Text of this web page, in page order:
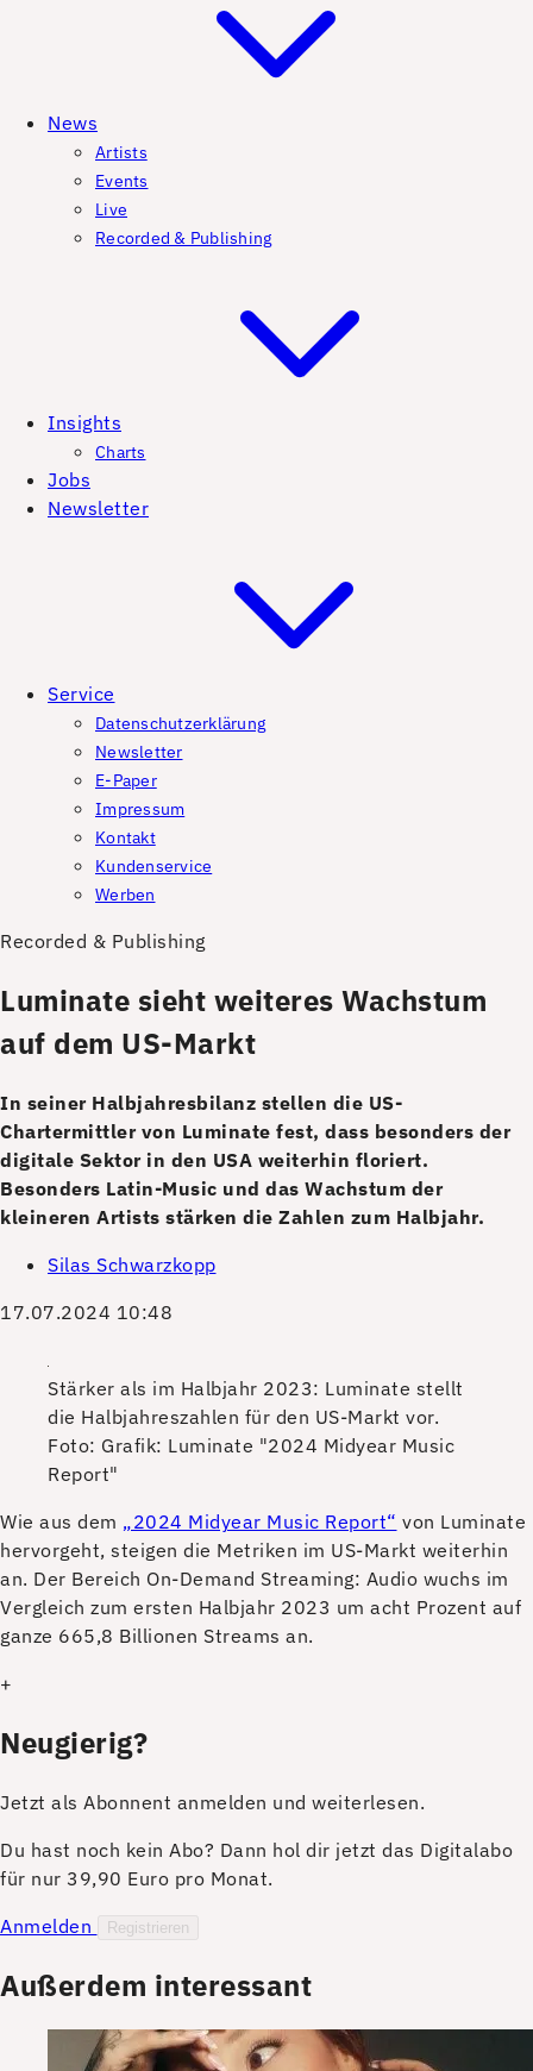
News
Artists
Events
Live
Recorded & Publishing
Insights
Charts
Jobs
Newsletter
Service
Datenschutzerklärung
Newsletter
E-Paper
Impressum
Kontakt
Kundenservice
Werben
Recorded & Publishing
Luminate sieht weiteres Wachstum
auf dem US-Markt
In seiner Halbjahresbilanz stellen die US-
Chartermittler von Luminate fest, dass besonders der
digitale Sektor in den USA weiterhin floriert.
Besonders Latin-Music und das Wachstum der
kleineren Artists stärken die Zahlen zum Halbjahr.
Silas Schwarzkopp
17.07.2024 10:48
Stärker als im Halbjahr 2023: Luminate stellt
die Halbjahreszahlen für den US-Markt vor.
Foto: Grafik: Luminate "2024 Midyear Music
Report"
Wie aus dem „2024 Midyear Music Report“ von Luminate
hervorgeht, steigen die Metriken im US-Markt weiterhin
an. Der Bereich On-Demand Streaming: Audio wuchs im
Vergleich zum ersten Halbjahr 2023 um acht Prozent auf
ganze 665,8 Billionen Streams an.
+
Neugierig?
Jetzt als Abonnent anmelden und weiterlesen.
Du hast noch kein Abo? Dann hol dir jetzt das Digitalabo
für nur 39,90 Euro pro Monat.
Anmelden
Registrieren
Außerdem interessant